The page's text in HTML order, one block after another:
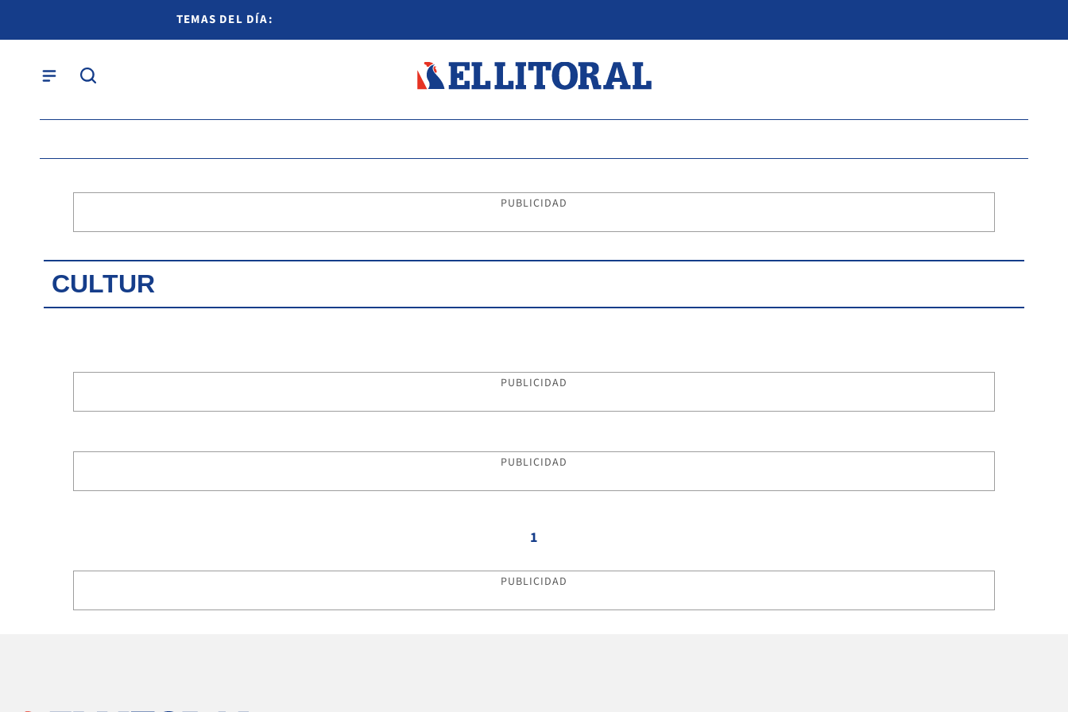
TEMAS DEL DÍA:
PUBLICIDAD
CULTUR
PUBLICIDAD
PUBLICIDAD
1
PUBLICIDAD